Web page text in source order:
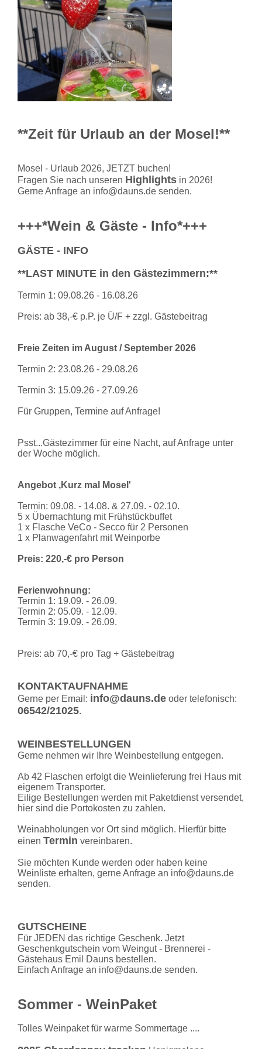
**Zeit für Urlaub an der Mosel!**
Mosel - Urlaub 2026, JETZT buchen!
Fragen Sie nach unseren Highlights in 2026!
Gerne Anfrage an info@dauns.de senden.
+++*Wein & Gäste - Info*+++
GÄSTE - INFO
**LAST MINUTE in den Gästezimmern:**
Termin 1: 09.08.26 - 16.08.26
Preis: ab 38,-€ p.P. je Ü/F + zzgl. Gästebeitrag
Freie Zeiten im August / September 2026
Termin 2: 23.08.26 - 29.08.26
Termin 3: 15.09.26 - 27.09.26
Für Gruppen, Termine auf Anfrage!
Psst...Gästezimmer für eine Nacht, auf Anfrage unter
der Woche möglich.
Angebot ,Kurz mal Mosel'
Termin: 09.08. - 14.08. & 27.09. - 02.10.
5 x Übernachtung mit Frühstückbuffet
1 x Flasche VeCo - Secco für 2 Personen
1 x Planwagenfahrt mit Weinporbe
Preis: 220,-€ pro Person
Ferienwohnung:
Termin 1: 19.09. - 26.09.
Termin 2: 05.09. - 12.09.
Termin 3: 19.09. - 26.09.
Preis: ab 70,-€ pro Tag + Gästebeitrag
KONTAKTAUFNAHME
Gerne per Email: info@dauns.de oder telefonisch:
06542/21025.
WEINBESTELLUNGEN
Gerne nehmen wir Ihre Weinbestellung entgegen.
Ab 42 Flaschen erfolgt die Weinlieferung frei Haus mit
eigenem Transporter.
Eilige Bestellungen werden mit Paketdienst versendet,
hier sind die Portokosten zu zahlen.
Weinabholungen vor Ort sind möglich. Hierfür bitte
einen Termin vereinbaren.
Sie möchten Kunde werden oder haben keine
Weinliste erhalten, gerne Anfrage an info@dauns.de
senden.
GUTSCHEINE
Für JEDEN das richtige Geschenk. Jetzt
Geschenkgutschein vom Weingut - Brennerei -
Gästehaus Emil Dauns bestellen.
Einfach Anfrage an info@dauns.de senden.
Sommer - WeinPaket
Tolles Weinpaket für warme Sommertage ....